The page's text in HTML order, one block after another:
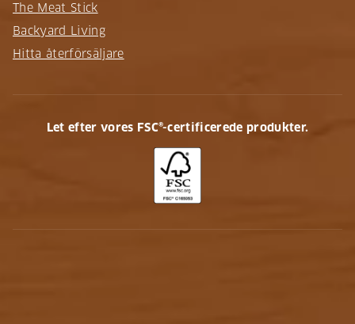
The Meat Stick
Backyard Living
Hitta återförsäljare
Let efter vores FSC®-certificerede produkter.